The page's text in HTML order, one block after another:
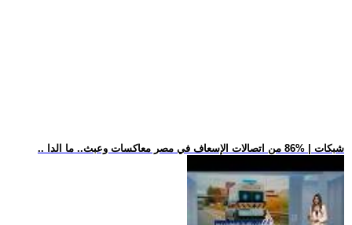
.. شبكات | %86 من اتصالات الإسعاف في مصر معاكسات وعبث.. ما الدا